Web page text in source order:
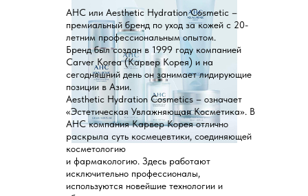
АНС или Aesthetic Hydration Cosmetic –
премиальный бренд по уход за кожей с 20-
летним профессиональным опытом.
Бренд был создан в 1999 году компанией
Carver Korea (Карвер Корея) и на
сегодняшний день он занимает лидирующие
позиции в Азии.
Aesthetic Hydration Cosmetics – означает
«Эстетическая Увлажняющая Косметика». В
AHC компания Карвер Корея отлично
раскрыла суть космецевтики, соединяющей
косметологию
и фармакологию. Здесь работают
исключительно профессионалы,
используются новейшие технологии и